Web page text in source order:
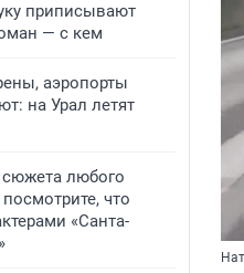
приписывают
— с кем
аэропорты
на Урал летят
сюжета любого
что
«Санта-